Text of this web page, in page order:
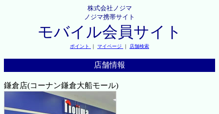
株式会社ノジマ
ノジマ携帯サイト
モバイル会員サイト
ポイント ｜ マイページ ｜ 店舗検索
店舗情報
鎌倉店(コーナン鎌倉大船モール)